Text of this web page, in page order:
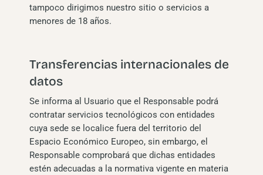
tampoco dirigimos nuestro sitio o servicios a
menores de 18 años.
Transferencias internacionales de
datos
Se informa al Usuario que el Responsable podrá
contratar servicios tecnológicos con entidades
cuya sede se localice fuera del territorio del
Espacio Económico Europeo, sin embargo, el
Responsable comprobará que dichas entidades
estén adecuadas a la normativa vigente en materia